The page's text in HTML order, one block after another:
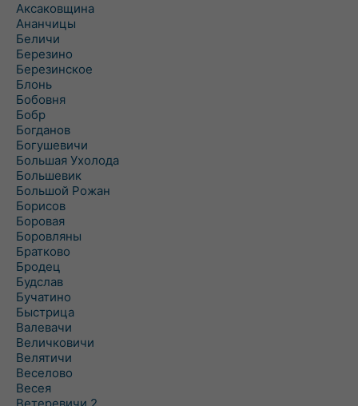
Аксаковщина
Ананчицы
Беличи
Березино
Березинское
Блонь
Бобовня
Бобр
Богданов
Богушевичи
Большая Ухолода
Большевик
Большой Рожан
Борисов
Боровая
Боровляны
Братково
Бродец
Будслав
Бучатино
Быстрица
Валевачи
Величковичи
Велятичи
Веселово
Весея